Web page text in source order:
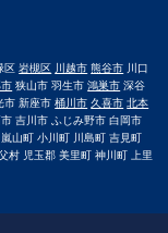
区岩槻区 川越市 熊谷市 川口
狭山市 羽生市鴻巣市 深谷
市 新座市桶川市 久喜市 北本
吉川市 ふじみ野市 白岡市
山町 小川町 川島町 吉見町
村 児玉郡 美里町 神川町 上里